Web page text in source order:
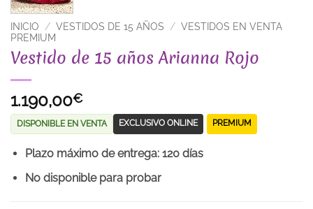
INICIO / VESTIDOS DE 15 AÑOS / VESTIDOS EN VENTA
PREMIUM
Vestido de 15 años Arianna Rojo
1.190,00€
DISPONIBLE EN VENTA EXCLUSIVO ONLINE PREMIUM
Plazo máximo de entrega: 120 días
No disponible para probar